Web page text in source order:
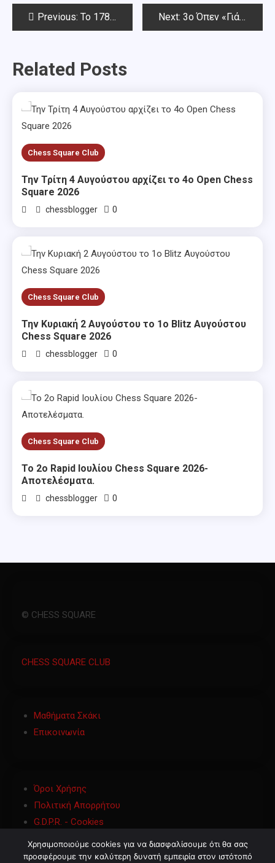
PostPrevious: To 178o Όπεν ΣΟΑ (7ος γύρος – απονομές) Next: 3ο Όπεν «Γιάννης Σταματόπουλος» 2021
Related Posts
Chess Square Club
Την Τρίτη 4 Αυγούστου αρχίζει το 4ο Open Chess
Square 2026
chessblogger 0
Chess Square Club
Την Κυριακή 2 Αυγούστου το 1ο Blitz Αυγούστου
Chess Square 2026
chessblogger 0
Chess Square Club
Το 2ο Rapid Ιουλίου Chess Square 2026-
Αποτελέσματα.
chessblogger 0
© CHESS SQUARE
CHESS SQUARE CLUB
Μαθήματα Σκάκι
Επικοινωνία
Όροι Χρήσης
Πολιτική Απορρήτου
G.D.P.R. - Cookies
Χρησιμοποιούμε cookies για να διασφαλίσουμε ότι θα σας
προσφέρουμε την καλύτερη δυνατή εμπειρία στον ιστότοπό